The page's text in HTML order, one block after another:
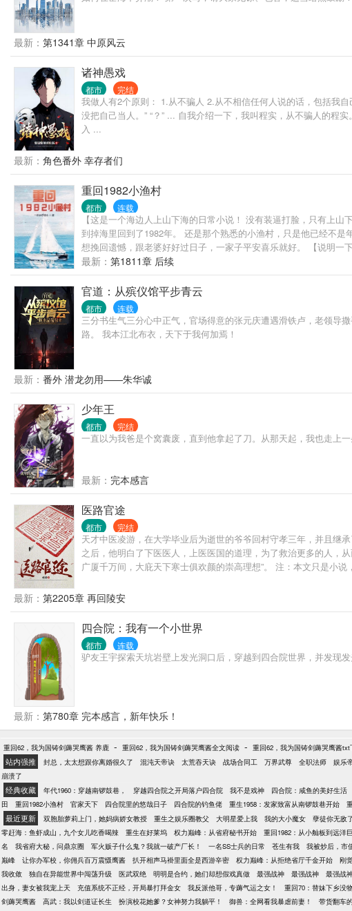
最新： 第1341章 中原风云
诸神愚戏
都市 完结
我做人有2个原则： 1.从不骗人 2.从不相信任何人说的话，包括我
没把自己当人。” “？” ... 自我介绍一下，我叫程实，从不骗人的
入 ...
最新： 角色番外 幸存者们
重回1982小渔村
都市 连载
【这是一个海边人上山下海的日常小说！ 没有装逼打脸，只有上
到掉海里回到了1982年。 还是那个熟悉的小渔村，只是他已经不
想挽回遗憾，跟老婆好好过日子，一家子平安喜乐就好。 【说明一
最新： 第1811章 后续
官道：从殡仪馆平步青云
都市 连载
三分书生气三分心中正气，官场得意的张元庆遭遇滑铁卢，老领导
路。 我本江北布衣，天下于我何加焉！
最新： 番外 潜龙勿用——朱华诚
少年王
都市 完结
一直以为我爸是个窝囊废，直到他拿起了刀。从那天起，我也走上
最新： 完本感言
医路官途
都市 完结
天才中医凌游，在大学毕业后为逝世的爷爷回村守孝三年，并且继
之后，他明白了下医医人，上医医国的道理，为了救治更多的人，
广厦千万间，大庇天下寒士俱欢颜的崇高理想”。 注：本文只是小说
最新： 第2205章 再回陵安
四合院：我有一个小世界
都市 连载
驴友王宇探索天坑岩壁上发光洞口后，穿越到四合院世界，并发现
最新： 第780章 完本感言，新年快乐！
重回62，我为国铸剑薅哭鹰酱 养鹿 - 重回62，我为国铸剑薅哭鹰酱全文阅读 - 重回62，我为国铸剑薅哭鹰酱txt
站内强推 封总，太太想跟你离婚很久了 混沌天帝诀 太荒吞天诀 战场合同工 万界武尊 全职法师 娱乐
崩溃了
经典收藏 年代1960：穿越南锣鼓巷， 穿越四合院之开局落户四合院 我不是戏神 四合院：咸鱼的美好生活
田
重回1982小渔村 官家天下 四合院里的悠哉日子 四合院的钓鱼佬 重生1958：发家致富从南锣鼓巷开始
最近更新 双胞胎萝莉上门，她妈病娇女教授 重生之娱乐圈教父 大明星爱上我 我的大小魔女 孽徒你无敌
零赶海：鱼虾成山，九个女儿吃香喝辣
重生在好莱坞 权力巅峰：从省府秘书开始 重回1982：从小舢板到远洋
名
我省府大秘，问鼎京圈 军火贩子什么鬼？我就一破产厂长！ 一名SS士兵的日常 苍生有我 我被炒后，市
巅峰
让你办军校，你佣兵百万震慑鹰酱 扒开相声马褂里面全是西游辛密 权力巅峰：从拒绝省厅千金开始 刚
我收敛
独自在异能世界中闯荡升级 医武双绝 明明是合约，她们却想假戏真做 最强战神 最强战神 最强战
出身，妻女被我宠上天
充值系统不正经，开局暴打拜金女 我反派他哥，专薅气运之女！ 重回70：替妹下乡没
剑薅哭鹰酱
高武：我以剑道证长生 扮演校花她爹？女神努力我躺平！ 御兽：全网看我暴虐前妻！ 带货翻车